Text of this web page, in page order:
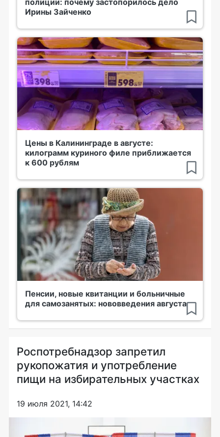
Ирины Зайченко
Цены в Калининграде в августе:
килограмм куриного филе приближается
к 600 рублям
Пенсии, новые квитанции и больничные
для самозанятых: нововведения августа
Роспотребнадзор запретил
рукопожатия и употребление
пищи на избирательных участках
19 июля 2021, 14:42